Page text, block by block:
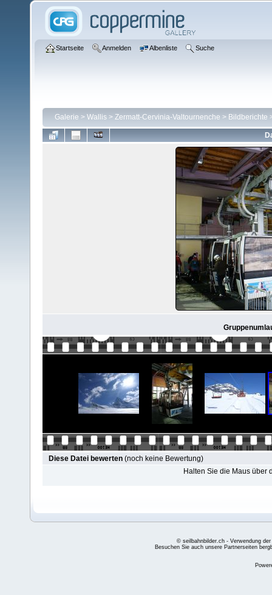
Startseite Anmelden Albenliste Suche
Galerie > Wallis > Zermatt-Cervinia-Valtournenche > Bildberichte
Diese Datei bewerten (noch keine Bewertung)
Halten Sie die Maus über
© seilbahnbilder.ch - Verwendung
Besuchen Sie auch unsere Partnerseiten